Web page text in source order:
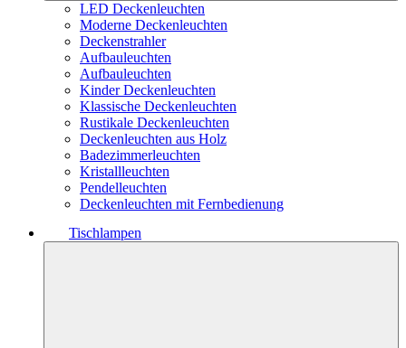
LED Deckenleuchten
Moderne Deckenleuchten
Deckenstrahler
Aufbauleuchten
Aufbauleuchten
Kinder Deckenleuchten
Klassische Deckenleuchten
Rustikale Deckenleuchten
Deckenleuchten aus Holz
Badezimmerleuchten
Kristallleuchten
Pendelleuchten
Deckenleuchten mit Fernbedienung
Tischlampen